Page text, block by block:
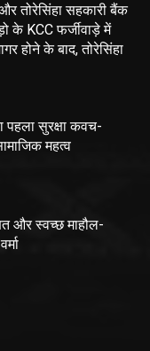
तोरेसिंहा सहकारी बैंक
के KCC फर्जीवाड़े में
होने के बाद, तोरेसिंहा
सुरक्षा कवच-
महत्व
और स्वच्छ माहौल-